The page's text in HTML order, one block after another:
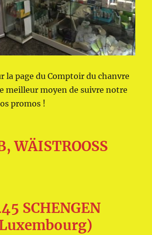
la page du Comptoir du chanvre
meilleur moyen de suivre notre
promos !
WÄISTROOSS
SCHENGEN